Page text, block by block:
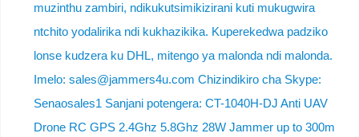
muzinthu zambiri, ndikukutsimikizirani kuti mukugwira
ntchito yodalirika ndi kukhazikika. Kuperekedwa padziko
lonse kudzera ku DHL, mitengo ya malonda ndi malonda.
Imelo: sales@jammers4u.com Chizindikiro cha Skype:
Senaosales1 Sanjani potengera: CT-1040H-DJ Anti UAV
Drone RC GPS 2.4Ghz 5.8Ghz 28W Jammer up to 300m